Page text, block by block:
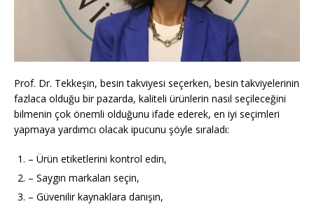
Prof. Dr. Tekkeşin, besin takviyesi seçerken, besin takviyelerinin
fazlaca olduğu bir pazarda, kaliteli ürünlerin nasıl seçileceğini
bilmenin çok önemli olduğunu ifade ederek, en iyi seçimleri
yapmaya yardımcı olacak ipucunu şöyle sıraladı:
– Ürün etiketlerini kontrol edin,
– Saygın markaları seçin,
– Güvenilir kaynaklara danışın,